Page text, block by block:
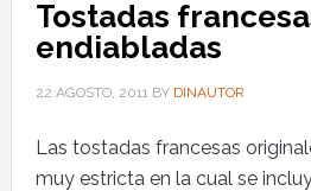
Tostadas
endiabladas
22 AGOSTO, 2011BY DINAUTOR
Las tostadas francesas
muy estricta en la cual se